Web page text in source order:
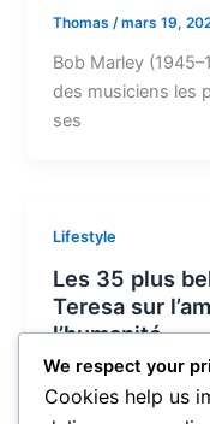
Thomas /mars 19,
Bob Marley
des musiciens les
ses
Lifestyle
Les 35 plus
Teresa sur
l’humanité
Thomas/mars 19,
Mère Teresa
We respect your
Cookies help us